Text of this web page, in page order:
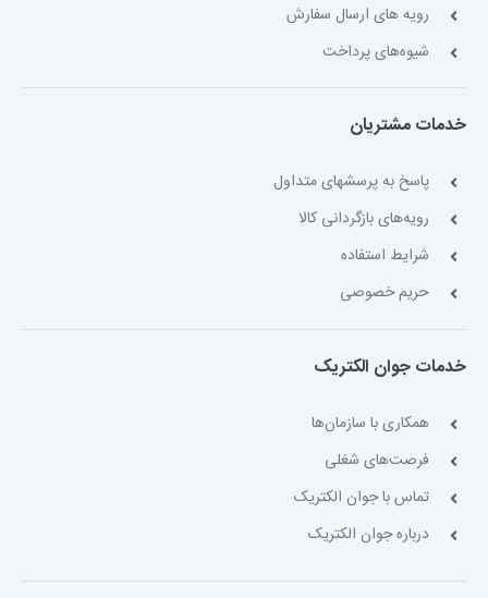
رویه های ارسال سفارش
شیوه‌های پرداخت
خدمات مشتریان
پاسخ به پرسشهای متداول
رویه‌های بازگردانی کالا
شرایط استفاده
حریم خصوصی
خدمات جوان الکتریک
همکاری با سازمان‌ها
فرصت‌های شغلی
تماس با جوان الکتریک
درباره جوان الکتریک